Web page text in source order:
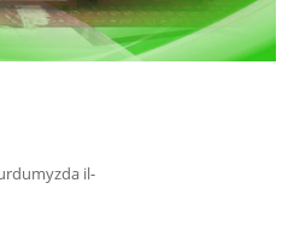
il-